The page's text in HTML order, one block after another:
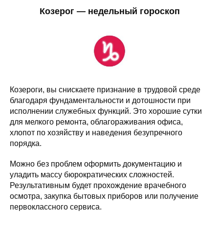
Козерог — недельный гороскоп
Козероги, вы снискаете признание в трудовой среде
благодаря фундаментальности и дотошности при
исполнении служебных функций. Это хорошие сутки
для мелкого ремонта, облагораживания офиса,
хлопот по хозяйству и наведения безупречного
порядка.
Можно без проблем оформить документацию и
уладить массу бюрократических сложностей.
Результативным будет прохождение врачебного
осмотра, закупка бытовых приборов или получение
первоклассного сервиса.